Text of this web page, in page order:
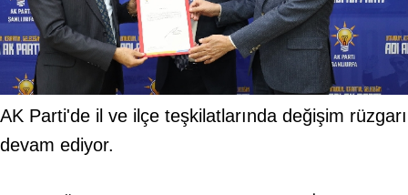
AK Parti'de il ve ilçe teşkilatlarında değişim rüzgarı
devam ediyor.